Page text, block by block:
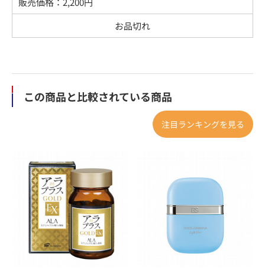
お品切れ
この商品と比較されている商品
注目ランキングを見る